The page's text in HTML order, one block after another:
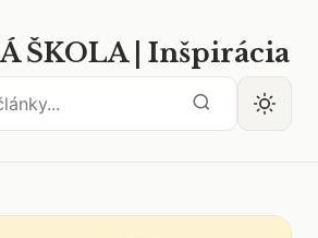
ŠKOLA | Inšpirácia